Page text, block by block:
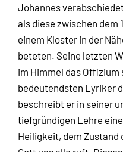
Johannes
als diese zwischen dem
einem Kloster in der
beteten. Seine letzten
im Himmel das Offizium
bedeutendsten Lyriker
beschreibt er in seiner
tiefgründigen Lehre
Heiligkeit, dem Zustand